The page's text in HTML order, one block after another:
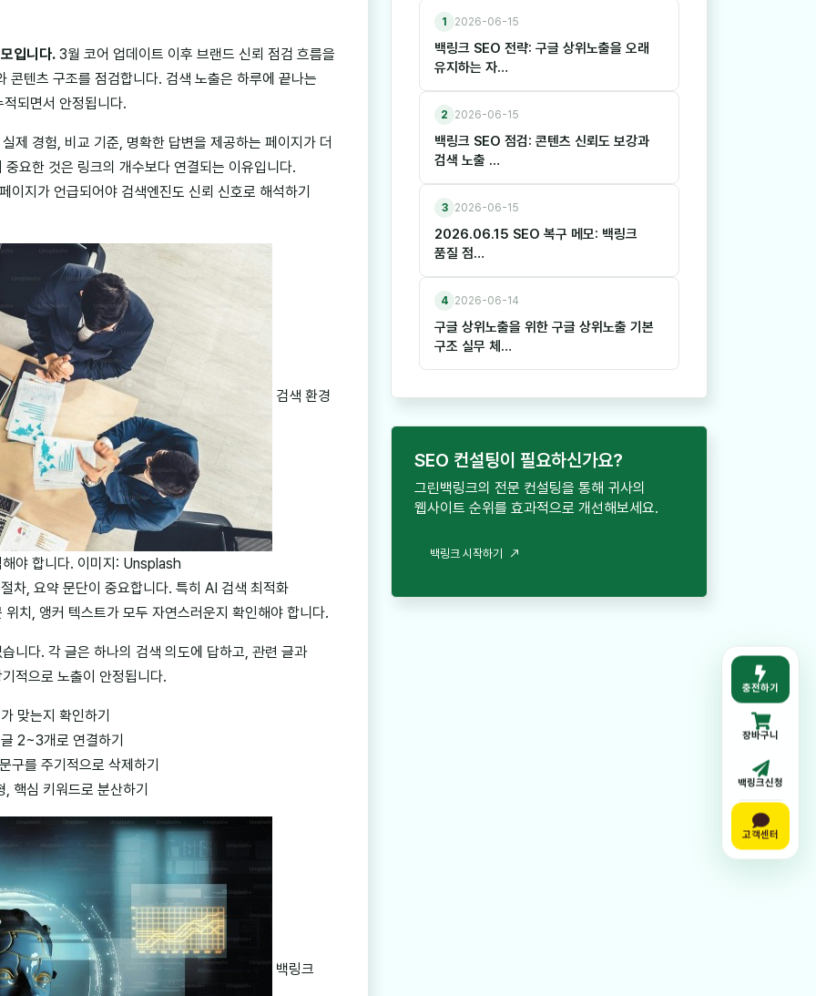
입니다. 3월 코어 업데이트 이후 브랜드 신뢰 점검 흐름을
콘텐츠 구조를 점검합니다. 검색 노출은 하루에 끝나는
되면서 안정됩니다.
제 경험, 비교 기준, 명확한 답변을 제공하는 페이지가 더
요한 것은 링크의 개수보다 연결되는 이유입니다.
이지가 언급되어야 검색엔진도 신뢰 신호로 해석하기
검색 환경
야 합니다. 이미지: Unsplash
차, 요약 문단이 중요합니다. 특히 AI 검색 최적화
치, 앵커 텍스트가 모두 자연스러운지 확인해야 합니다.
니다. 각 글은 하나의 검색 의도에 답하고, 관련 글과
적으로 노출이 안정됩니다.
맞는지 확인하기
2~3개로 연결하기
구를 주기적으로 삭제하기
핵심 키워드로 분산하기
백링크
1 2026-06-15
백링크 SEO 전략: 구글 상위노출을 오래
유지하는 자…
2 2026-06-15
백링크 SEO 점검: 콘텐츠 신뢰도 보강과
검색 노출 …
3 2026-06-15
2026.06.15 SEO 복구 메모: 백링크
품질 점…
4 2026-06-14
구글 상위노출을 위한 구글 상위노출 기본
구조 실무 체…
SEO 컨설팅이 필요하신가요?
그린백링크의 전문 컨설팅을 통해 귀사의
웹사이트 순위를 효과적으로 개선해보세요.
백링크 시작하기
충전하기
장바구니
백링크신청
고객센터